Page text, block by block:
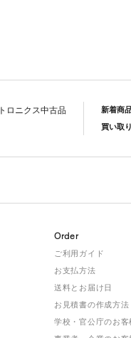
ロニクス中古品
新着商
買い取
Order
ご利用ガイド
お支払方法
送料とお届け日
お見積書の作成方法
学校・官公庁のお客